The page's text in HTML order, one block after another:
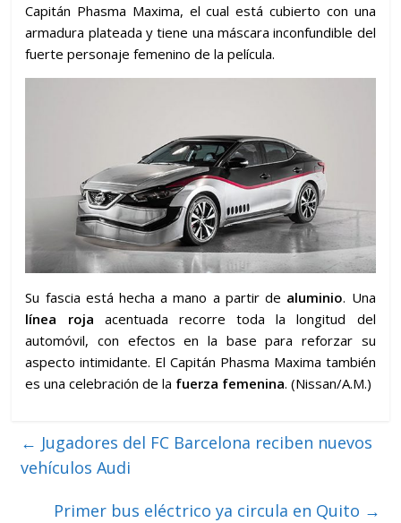
Capitán Phasma Maxima, el cual está cubierto con una
armadura plateada y tiene una máscara inconfundible del
fuerte personaje femenino de la película.
Su fascia está hecha a mano a partir de aluminio. Una
línea roja acentuada recorre toda la longitud del
automóvil, con efectos en la base para reforzar su
aspecto intimidante. El Capitán Phasma Maxima también
es una celebración de la fuerza femenina. (Nissan/A.M.)
← Jugadores del FC Barcelona reciben nuevos
vehículos Audi
Primer bus eléctrico ya circula en Quito →